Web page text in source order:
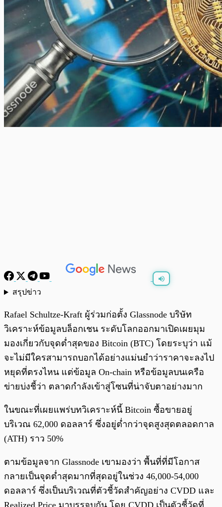
สรุปข่าว
Rafael Schultze-Kraft ผู้ร่วมก่อตั้ง Glassnode บริษัท
วิเคราะห์ข้อมูลบล็อกเชน ระดับโลกออกมาเปิดเผยมุม
มองเกี่ยวกับจุดต่ำสุดของ Bitcoin (BTC) โดยระบุว่า แม้
จะไม่มีใครสามารถบอกได้อย่างแม่นยำว่าราคาจะลงไป
หยุดที่ตรงไหน แต่ข้อมูล On-chain หรือข้อมูลบนเครือ
ข่ายบ่งชี้ว่า ตลาดกำลังเข้าสู่โซนที่น่าจับตาอย่างมาก
ในขณะที่เผยแพร่บทวิเคราะห์นี้ Bitcoin ซื้อขายอยู่
บริเวณ 62,000 ดอลลาร์ ซึ่งอยู่ต่ำกว่าจุดสูงสุดตลอดกาล
(ATH) ราว 50%
ตามข้อมูลจาก Glassnode เขามองว่า พื้นที่ที่มีโอกาส
กลายเป็นจุดต่ำสุดมากที่สุดอยู่ในช่วง 46,000-54,000
ดอลลาร์ ซึ่งเป็นบริเวณที่ตัวชี้วัดสำคัญอย่าง CVDD และ